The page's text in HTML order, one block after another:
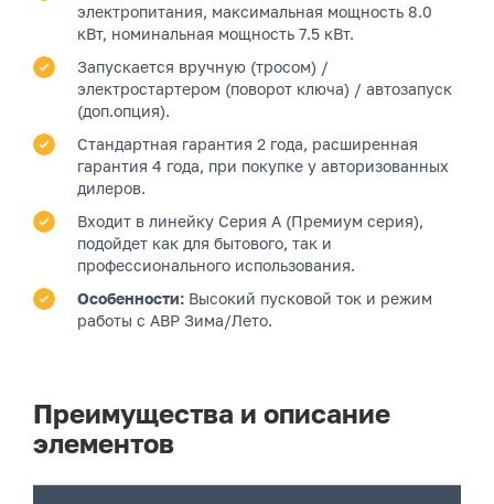
электропитания, максимальная мощность 8.0
кВт, номинальная мощность 7.5 кВт.
Запускается вручную (тросом) /
электростартером (поворот ключа) / автозапуск
(доп.опция).
Стандартная гарантия 2 года, расширенная
гарантия 4 года, при покупке у авторизованных
дилеров.
Входит в линейку Серия A (Премиум серия),
подойдет как для бытового, так и
профессионального использования.
Особенности: Высокий пусковой ток и режим
работы с АВР Зима/Лето.
Преимущества и описание
элементов